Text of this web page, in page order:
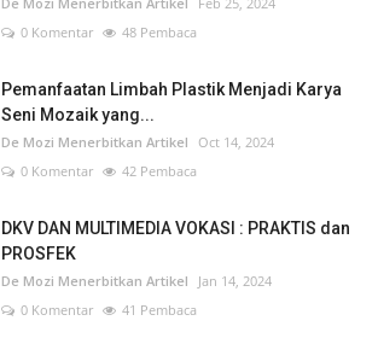
0 Komentar
48 Pembaca
Pemanfaatan Limbah Plastik Menjadi Karya
Seni Mozaik yang...
De Mozi Menerbitkan Artikel
Oct 14, 2024
0 Komentar
42 Pembaca
DKV DAN MULTIMEDIA VOKASI : PRAKTIS dan
PROSFEK
De Mozi Menerbitkan Artikel
Jan 14, 2024
0 Komentar
41 Pembaca